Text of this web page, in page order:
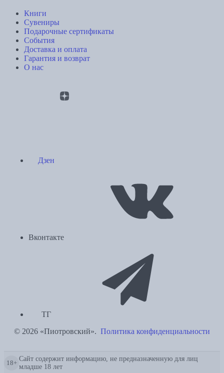
Книги
Сувениры
Подарочные сертификаты
События
Доставка и оплата
Гарантия и возврат
О нас
Дзен
Вконтакте
ТГ
© 2026 «Пиотровский». Политика конфиденциальности
18+
Сайт содержит информацию, не предназначенную для лиц
младше 18 лет